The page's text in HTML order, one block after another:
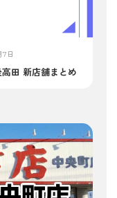
7日
田 新店舗まとめ